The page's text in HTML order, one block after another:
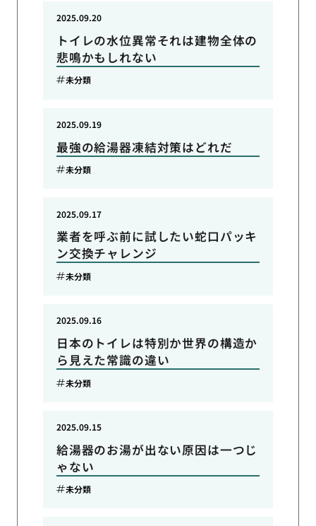
トイレの水位異常それは建物全体の
悲鳴かもしれない
2025.09.20
未分類
最強の給湯器凍結対策はどれだ
2025.09.19
未分類
業者を呼ぶ前に試したい蛇口パッキ
ン交換チャレンジ
2025.09.17
未分類
日本のトイレは特別か世界の構造か
ら見えた常識の違い
2025.09.16
未分類
給湯器のお湯が出ない原因は一つじ
ゃない
2025.09.15
未分類